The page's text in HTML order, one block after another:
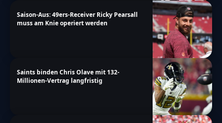
Saison-Aus: 49ers-Receiver Ricky Pearsall
muss am Knie operiert werden
Saints binden Chris Olave mit 132-
Millionen-Vertrag langfristig